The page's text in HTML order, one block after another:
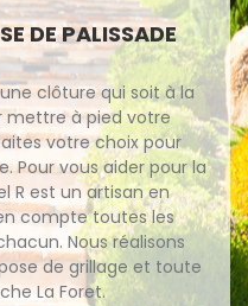
DE PALISSADE
clôture qui soit à la
mettre à pied votre
votre choix pour
Pour vous aider pour la
R est un artisan en
compte toutes les
Nous réalisons
de grillage et toute
La Foret.